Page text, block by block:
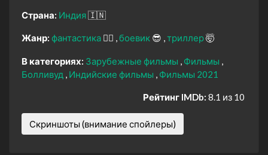
Страна: Индия🇮🇳
Жанр: фантастика 🧙‍♀️ боевик 😎 триллер🤯
В категориях: Зарубежные фильмы
Фильмы
Болливуд
Индийские фильмы Фильмы 2021
Рейтинг IMDb: 8.1 из 10
Скриншоты (внимание спойлеры)